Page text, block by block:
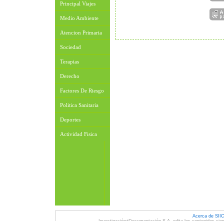
Principal Viajes
Medio Ambiente
Atencion Primaria
Sociedad
Terapias
Derecho
Factores De Riesgo
Politica Sanitaria
Deportes
Actividad Fisica
Acerca de